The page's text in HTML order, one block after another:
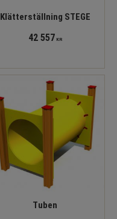
Klätterställning STEGE
42 557 KR
Tuben